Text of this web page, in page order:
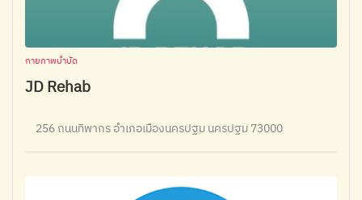
กายภาพบำบัด
JD Rehab
256 ถนนทิพากร อำเภอเมืองนครปฐม นครปฐม 73000